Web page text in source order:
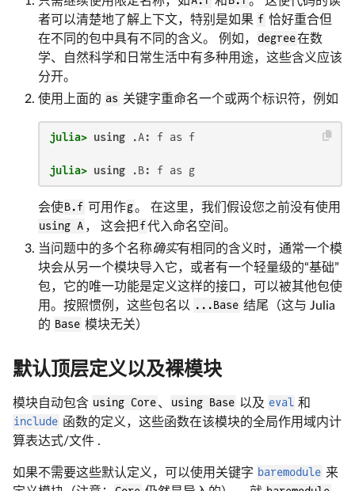
者可以清楚地了解上下文，特别是如果 f 恰好重合但
在不同的包中具有不同的含义。 例如，
degree在数
学、自然科学和日常生活中有多种用途，这些含义应该
分开。
使用上面的 as 关键字重命名一个或两个标识符，例如
julia> using
julia> using
会使 B.f 可用作g。 在这里，我们假设您之前没有使用
using A ， 这会把f代入命名空间。
当问题中的多个名称确实有相同的含义时，通常一个模
块会从另一个模块导入它，或者有一个轻量级的“基础”
包，它的唯一功能是定义这样的接口，可以被其他包使
用。按照惯例，这些包名以
...Base 结尾（这与 Julia
的 Base 模块无关）
默认顶层定义以及裸模块
模块自动包含 using Core、 using Base 以及 eval 和
include 函数的定义，这些函数在该模块的全局作用域内计
算表达式/文件 .
如果不需要这些默认定义，可以使用关键字 baremodule 来